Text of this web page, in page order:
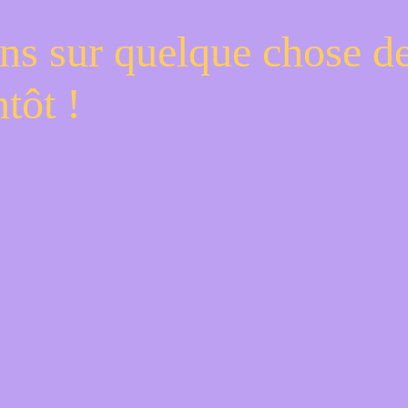
sur quelque chose
!